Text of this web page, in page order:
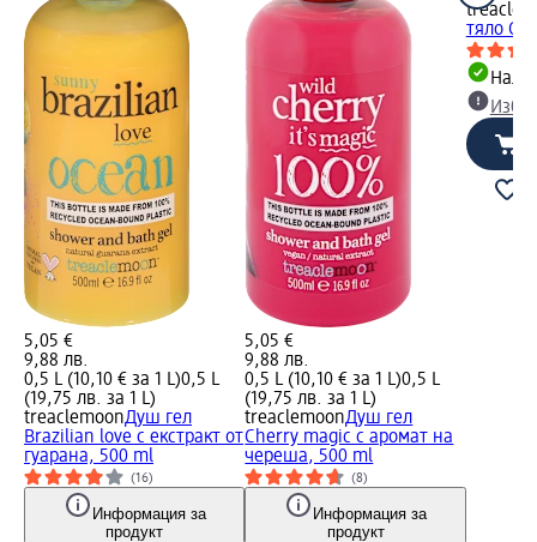
5,05 €
9,88 лв.
0,5 L (10,10 € за 1 L)0,5 L
(19,75 лв. за 1 L)
treaclemoonДуш гел
Brazilian love с екстракт от
гуарана, 500 ml
(16)
Информация за
продукт
5,05 €
9,88 лв.
0,5 L (10,10 € за 1 L)0,5 L
(19,75 лв. за 1 L)
treaclemoonДуш гел
Cherry magic с аромат на
череша, 500 ml
(8)
Информация за
продукт
тяло